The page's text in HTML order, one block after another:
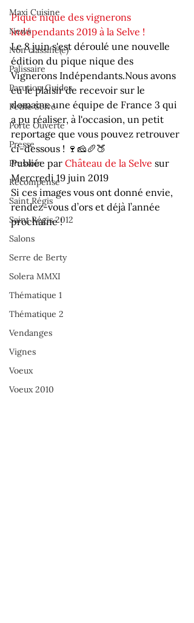
Maxi Cuisine
News
Non classifié(e)
Palissaire
Parution Guides
Petite Selve
Porte Ouverte
Presse
Pressoir
Récompense
Saint Régis
Saint Régis 2012
Salons
Serre de Berty
Solera MMXI
Thématique 1
Thématique 2
Vendanges
Vignes
Voeux
Voeux 2010
Pique nique des vignerons
indépendants 2019 à la Selve !
Le 8 juin s'est déroulé une nouvelle
édition du pique nique des
Vignerons Indépendants.Nous avons
eu le plaisir de recevoir sur le
domaine une équipe de France 3 qui
a pu réaliser, à l'occasion, un petit
reportage que vous pouvez retrouver
ci-dessous ! 🍷🧀🥖🍑
Publiée par Château de la Selve sur
Mercredi 19 juin 2019
Si ces images vous ont donné envie,
rendez-vous d’ors et déjà l’année
prochaine !